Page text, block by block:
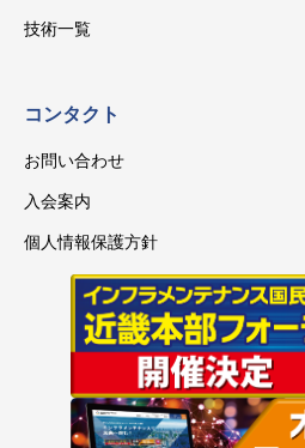
技術一覧
コンタクト
お問い合わせ
入会案内
個人情報保護方針